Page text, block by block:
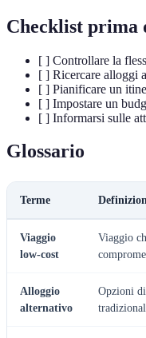
Checklist prima
[ ] Controllare la
[ ] Ricercare alloggi
[ ] Pianificare un
[ ] Impostare un
[ ] Informarsi sulle
Glossario
Terme
Viaggio
low-cost
Viaggio
Alloggio
alternativo
Opzioni